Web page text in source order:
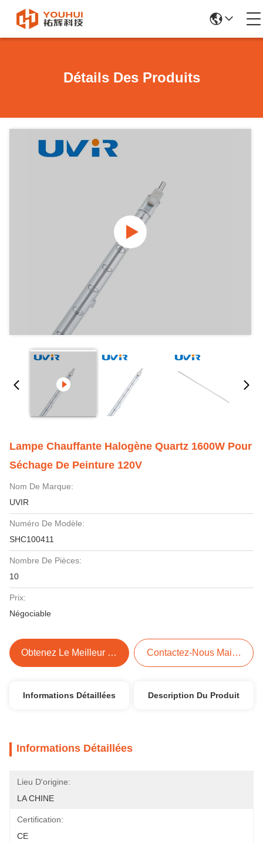
Détails Des Produits
Lampe Chauffante Halogène Quartz 1600W Pour
Séchage De Peinture 120V
Nom De Marque:
UVIR
Numéro De Modèle:
SHC100411
Nombre De Pièces:
10
Prix:
Négociable
Obtenez Le Meilleur Prix Contactez-Nous Maintenant
Informations Détaillées Description Du Produit
Informations Détaillées
Lieu D'origine:
LA CHINE
Certification:
CE